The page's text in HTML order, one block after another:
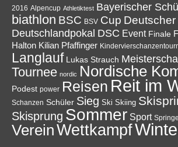
2016 Alpencup Athletiktest Bayerischer
biathlon BSC BSV Cup
Deutschlandpokal DSC Event Finale
Halton Kilian Pfaffinger
Langlauf Lukas Strauch
Tournee nordic Nordische
Podest power Reisen Reit im
Schanzen Schüler Sieg Ski Skiing
Skisprung Sommer Sport
VereinWettkampf